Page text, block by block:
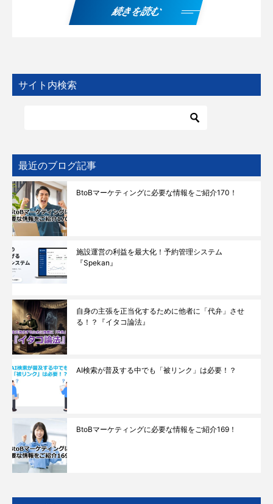
続きを読む
サイト内検索
最近のブログ記事
BtoBマーケティングに必要な情報をご紹介170！
施設運営の利益を最大化！予約管理システム
『Spekan』
自身の主張を正当化するために他者に「代弁」させ
る！？『イタコ論法』
AI検索が普及する中でも「被リンク」は必要！？
BtoBマーケティングに必要な情報をご紹介169！